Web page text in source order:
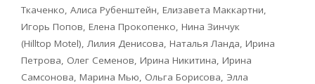
Ткаченко, Алиса Рубенштейн, Елизавета Маккартни,
Игорь Попов, Елена Прокопенко, Нина Зинчук
(Hilltop Motel), Лилия Денисова, Наталья Ланда, Ирина
Петрова, Олег Семенов, Ирина Никитина, Ирина
Самсонова, Марина Мью, Ольга Борисова, Элла